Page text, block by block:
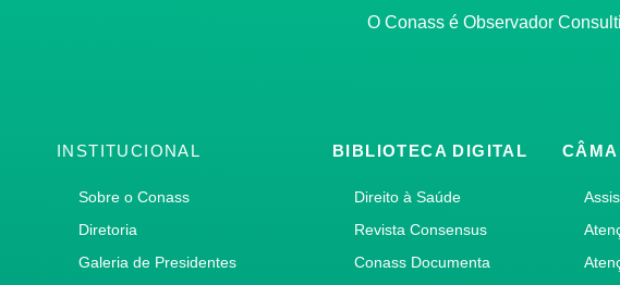
O Conass é Observador
INSTITUCIONAL
Sobre o Conass
Diretoria
Galeria de Presidentes
BIBLIOTECA DIGITAL
Direito à Saúde
Revista Consensus
Conass Documenta